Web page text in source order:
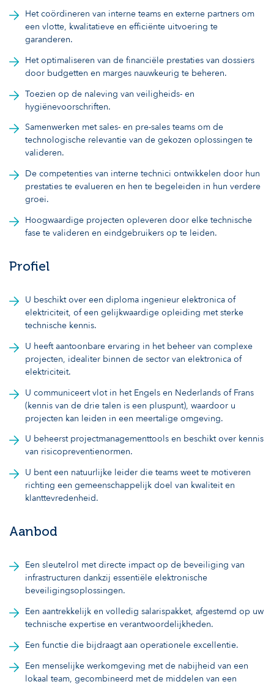
Het coördineren van interne teams en externe partners om
een vlotte, kwalitatieve en efficiënte uitvoering te
garanderen.
Het optimaliseren van de financiële prestaties van dossiers
door budgetten en marges nauwkeurig te beheren.
Toezien op de naleving van veiligheids- en
hygiënevoorschriften.
Samenwerken met sales- en pre-sales teams om de
technologische relevantie van de gekozen oplossingen te
valideren.
De competenties van interne technici ontwikkelen door hun
prestaties te evalueren en hen te begeleiden in hun verdere
groei.
Hoogwaardige projecten opleveren door elke technische
fase te valideren en eindgebruikers op te leiden.
Profiel
U beschikt over een diploma ingenieur elektronica of
elektriciteit, of een gelijkwaardige opleiding met sterke
technische kennis.
U heeft aantoonbare ervaring in het beheer van complexe
projecten, idealiter binnen de sector van elektronica of
elektriciteit.
U communiceert vlot in het Engels en Nederlands of Frans
(kennis van de drie talen is een pluspunt), waardoor u
projecten kan leiden in een meertalige omgeving.
U beheerst projectmanagementtools en beschikt over kennis
van risicopreventienormen.
U bent een natuurlijke leider die teams weet te motiveren
richting een gemeenschappelijk doel van kwaliteit en
klanttevredenheid.
Aanbod
Een sleutelrol met directe impact op de beveiliging van
infrastructuren dankzij essentiële elektronische
beveiligingsoplossingen.
Een aantrekkelijk en volledig salarispakket, afgestemd op uw
technische expertise en verantwoordelijkheden.
Een functie die bijdraagt aan operationele excellentie.
Een menselijke werkomgeving met de nabijheid van een
lokaal team, gecombineerd met de middelen van een